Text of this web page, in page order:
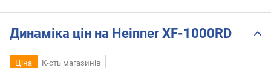
Динаміка цін на Heinner XF-1000RD
Ціна К-сть магазинів